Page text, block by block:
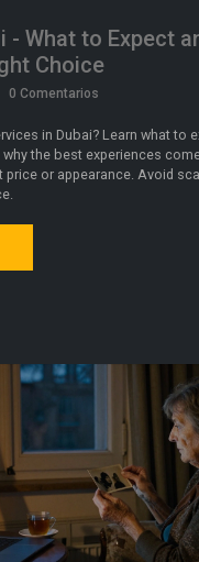
- What to Expect
Choice
0 Comentarios
in Dubai? Learn what to
the best experiences
or appearance. Avoid